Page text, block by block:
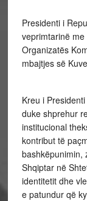
Presidenti i
veprimtarinë
Organizatës
mbajtjes së
Kreu i
duke shprehur
institucional
kontribut të
bashkëpunimin,
Shqiptar në
identitetit dhe
e patundur që